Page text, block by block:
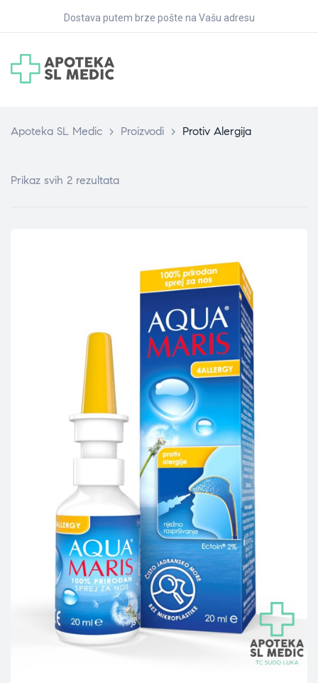
Dostava putem brze pošte na Vašu adresu
Apoteka SL Medic > Proizvodi > Protiv Alergija
Prikaz svih 2 rezultata